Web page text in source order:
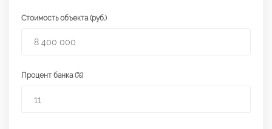
Стоимость объекта (руб.)
Процент банка (%)